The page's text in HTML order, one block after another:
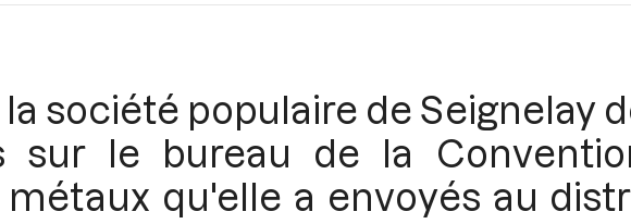
société populaire de Seignelay
sur le bureau de la
qu'elle a envoyés au